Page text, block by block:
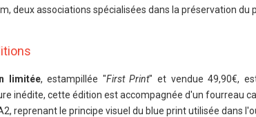
deux associations spécialisées dans la préservation du
limitée, estampillée "First Print" et vendue 49,90€,
inédite, cette édition est accompagnée d'un fourreau
reprenant le principe visuel du blue print utilisée dans